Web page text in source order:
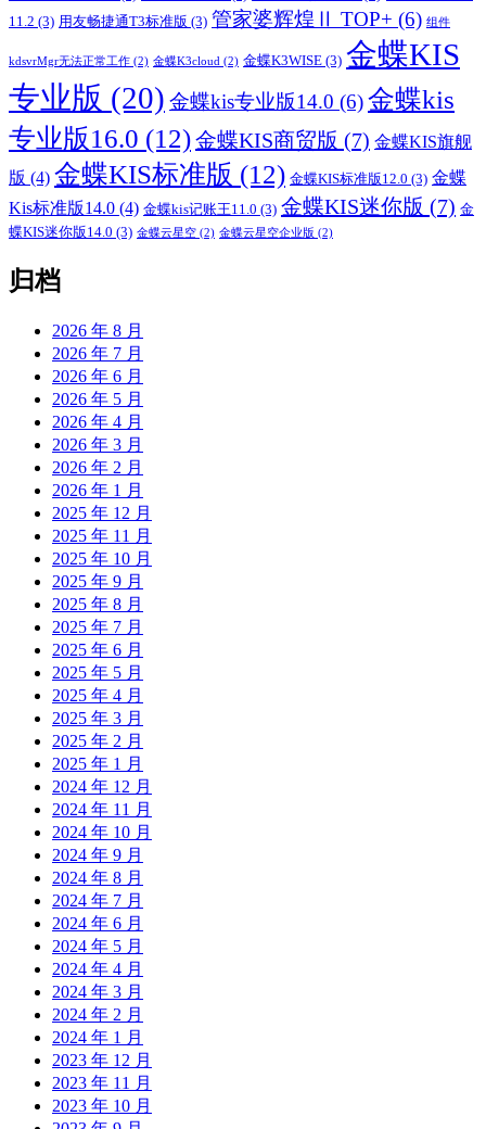
11.2 (3) 用友畅捷通T3标准版 (3) 管家婆辉煌Ⅱ TOP+ (6) 组件
kdsvrMgr无法正常工作 (2) 金蝶K3cloud (2) 金蝶K3WISE (3) 金蝶KIS
专业版 (20) 金蝶kis专业版14.0 (6)金蝶kis
专业版16.0 (12)金蝶KIS商贸版 (7) 金蝶KIS旗舰
版 (4) 金蝶KIS标准版 (12) 金蝶KIS标准版12.0 (3) 金蝶
Kis标准版14.0 (4) 金蝶kis记账王11.0 (3) 金蝶KIS迷你版 (7) 金
蝶KIS迷你版14.0 (3) 金蝶云星空 (2) 金蝶云星空企业版 (2)
归档
2026 年 8 月
2026 年 7 月
2026 年 6 月
2026 年 5 月
2026 年 4 月
2026 年 3 月
2026 年 2 月
2026 年 1 月
2025 年 12 月
2025 年 11 月
2025 年 10 月
2025 年 9 月
2025 年 8 月
2025 年 7 月
2025 年 6 月
2025 年 5 月
2025 年 4 月
2025 年 3 月
2025 年 2 月
2025 年 1 月
2024 年 12 月
2024 年 11 月
2024 年 10 月
2024 年 9 月
2024 年 8 月
2024 年 7 月
2024 年 6 月
2024 年 5 月
2024 年 4 月
2024 年 3 月
2024 年 2 月
2024 年 1 月
2023 年 12 月
2023 年 11 月
2023 年 10 月